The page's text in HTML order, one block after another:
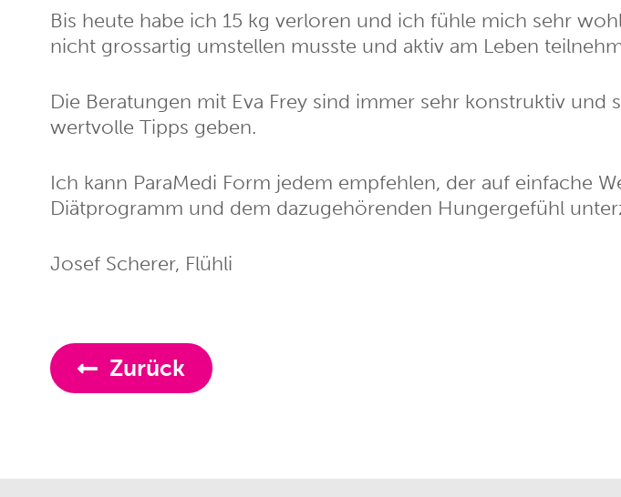
Bis heute habe ich 15 kg verloren und ich fühle mich sehr
nicht grossartig umstellen musste und aktiv am Leben
Die Beratungen mit Eva Frey sind immer sehr konstruktiv
wertvolle Tipps geben.
Ich kann ParaMedi Form jedem empfehlen, der auf einfache
Diätprogramm und dem dazugehörenden Hungergefühl
Josef Scherer, Flühli
Zurück